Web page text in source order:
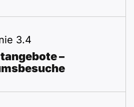
3.4
–